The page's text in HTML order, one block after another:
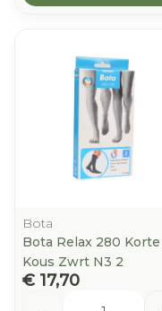
Bota
Bota Relax 280 Korte
Kous Zwrt N3 2
€ 17,70